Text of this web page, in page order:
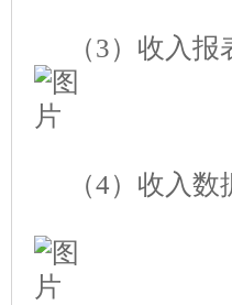
（3）收入报
（4）收入数